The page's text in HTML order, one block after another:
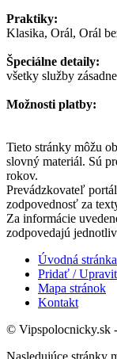
Praktiky:
Klasika, Orál, Orál
Špeciálne detaily:
všetky služby
Možnosti platby:
Tieto stránky môžu
slovný materiál. Sú
rokov.
Prevádzkovateľ
zodpovednosť za
Za informácie
zodpovedajú
Úvodná stránka
Pridať /
Mapa stránok
Kontakt
© Vipspolocnicky.sk